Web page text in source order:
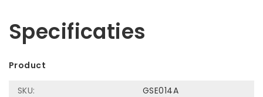
Specificaties
Product
SKU:
GSE014A